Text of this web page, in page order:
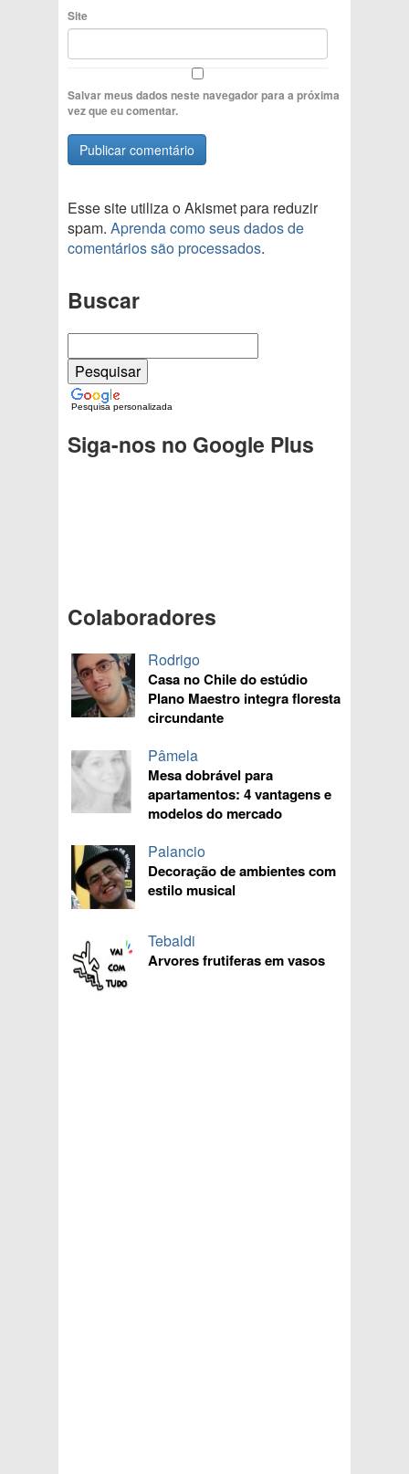
Site
Salvar meus dados neste navegador para a próxima
vez que eu comentar.
Esse site utiliza o Akismet para reduzir
spam. Aprenda como seus dados de
comentários são processados.
Buscar
Pesquisa personalizada
Siga-nos no Google Plus
Colaboradores
Rodrigo
Casa no Chile do estúdio
Plano Maestro integra floresta
circundante
Pâmela
Mesa dobrável para
apartamentos: 4 vantagens e
modelos do mercado
Palancio
Decoração de ambientes com
estilo musical
Tebaldi
Arvores frutiferas em vasos